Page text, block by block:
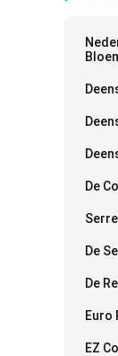
De
De
De
Euro
EZ